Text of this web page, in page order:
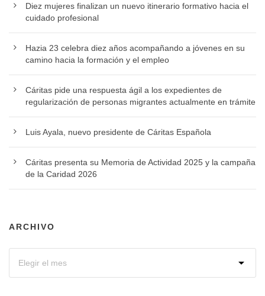
Diez mujeres finalizan un nuevo itinerario formativo hacia el
cuidado profesional
Hazia 23 celebra diez años acompañando a jóvenes en su
camino hacia la formación y el empleo
Cáritas pide una respuesta ágil a los expedientes de
regularización de personas migrantes actualmente en trámite
Luis Ayala, nuevo presidente de Cáritas Española
Cáritas presenta su Memoria de Actividad 2025 y la campaña
de la Caridad 2026
ARCHIVO